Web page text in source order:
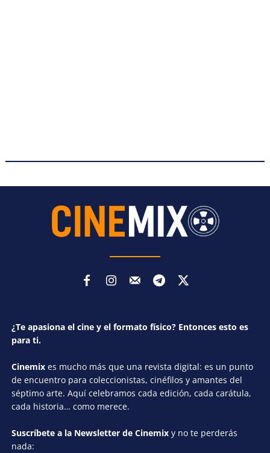
¿Te apasiona el cine y el formato físico? Entonces esto es
para ti.
Cinemix es mucho más que una revista digital: es un punto
de encuentro para coleccionistas, cinéfilos y amantes del
séptimo arte. Aquí celebramos cada edición, cada carátula,
cada historia… como merece.
Suscríbete a la Newsletter de Cinemix y no te perderás
nada: